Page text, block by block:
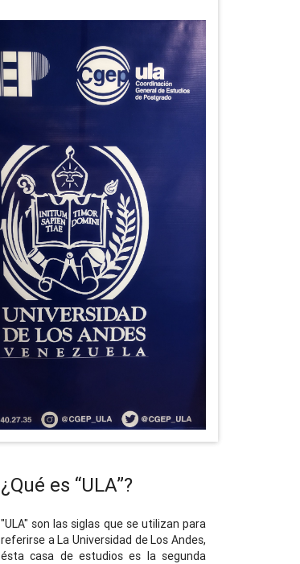
¿Qué es “ULA”?
"ULA" son las siglas que se utilizan para
referirse a La Universidad de Los Andes,
ésta casa de estudios es la segunda